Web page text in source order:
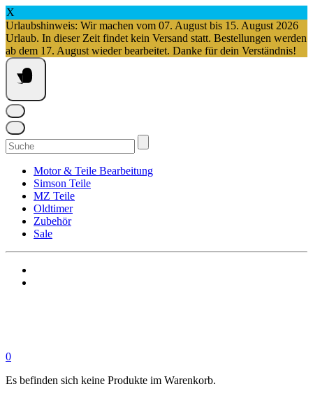
X
Urlaubshinweis: Wir machen vom 07. August bis 15. August 2026
Urlaub. In dieser Zeit findet kein Versand statt. Bestellungen werden
ab dem 17. August wieder bearbeitet. Danke für dein Verständnis!
Springe
zum
Inhalt
Suchen
nach:
Motor & Teile Bearbeitung
Simson Teile
MZ Teile
Oldtimer
Zubehör
Sale
0
Es befinden sich keine Produkte im Warenkorb.